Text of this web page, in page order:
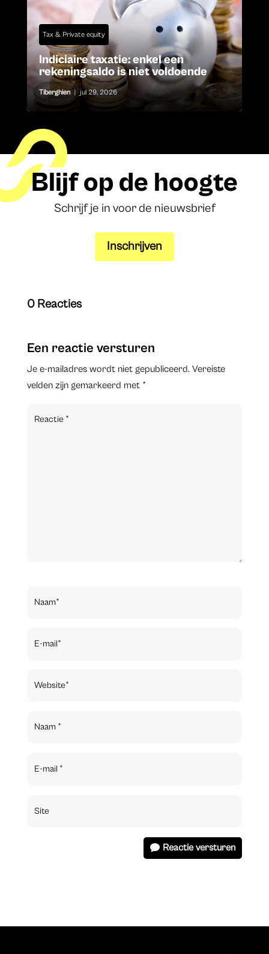
Tax & Private equity
Indiciaire taxatie: enkel een
rekeningsaldo is niet voldoende
Tiberghien | jul 29, 2026
Blijf op de hoogte
Schrijf je in voor de nieuwsbrief
Inschrijven
0 Reacties
Een reactie versturen
Je e-mailadres wordt niet gepubliceerd. Vereiste
velden zijn gemarkeerd met *
Reactie versturen